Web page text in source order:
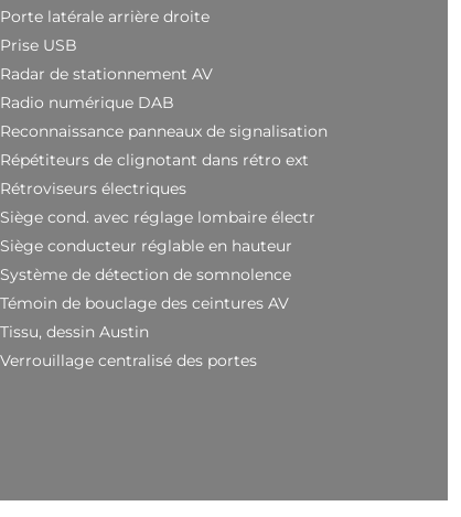
Porte latérale arrière droite
Prise USB
Radar de stationnement AV
Radio numérique DAB
Reconnaissance panneaux de signalisation
Répétiteurs de clignotant dans rétro ext
Rétroviseurs électriques
Siège cond. avec réglage lombaire électr
Siège conducteur réglable en hauteur
Système de détection de somnolence
Témoin de bouclage des ceintures AV
Tissu, dessin Austin
Verrouillage centralisé des portes